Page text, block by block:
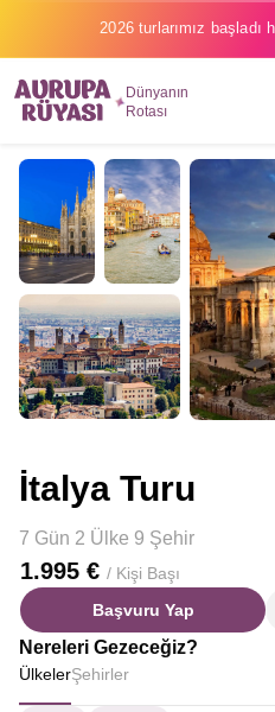
2026 turlarımız başladı
Dünyanın
Rotası
İtalya Turu
7 Gün 2 Ülke 9 Şehir
1.995 € / Kişi Başı
Başvuru Yap
Nereleri Gezeceğiz?
ÜlkelerŞehirler